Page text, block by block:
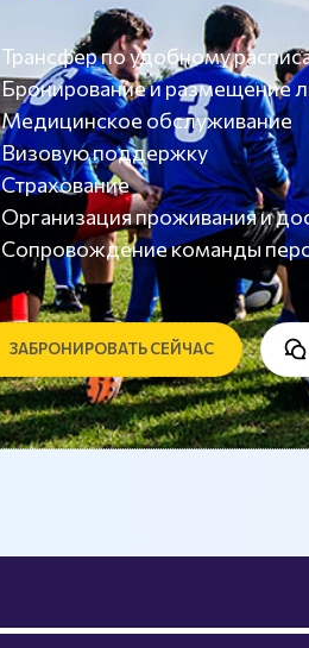
Трансфер по удобному
Бронирование и размещение
Медицинское обслуживание
Визовую поддержку
Страхование
Организация проживания и
Сопровождение команды
ЗАБРОНИРОВАТЬ СЕЙЧАС